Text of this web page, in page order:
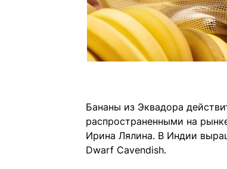
Бананы из Эквадора
распространенными на
Ирина Лялина. В Индии
Dwarf Cavendish.